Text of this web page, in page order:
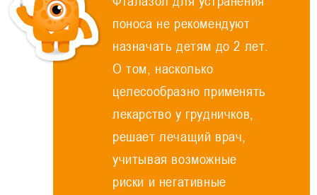
поноса не рекомендуют
назначать детям до 2 лет.
О том, насколько
целесообразно применять
лекарство у грудничков,
решает лечащий врач,
учитывая возможные
риски и негативные